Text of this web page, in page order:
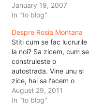
cu cartea de credit, poti
sa faci tranzactii bancare
acelasi lucru se poate
spune despre restul tarii.
E o chestie ... cum…
January 19, 2007
In "to blog"
Despre Rosia Montana
Stiti cum se fac lucrurile
la noi? Sa zicem, cum se
construieste o
autostrada. Vine unu si
zice, hai sa facem o
autostrada. Pai unde? Pai
cam pe aici. Aha, cine are
August 29, 2011
In "to blog"